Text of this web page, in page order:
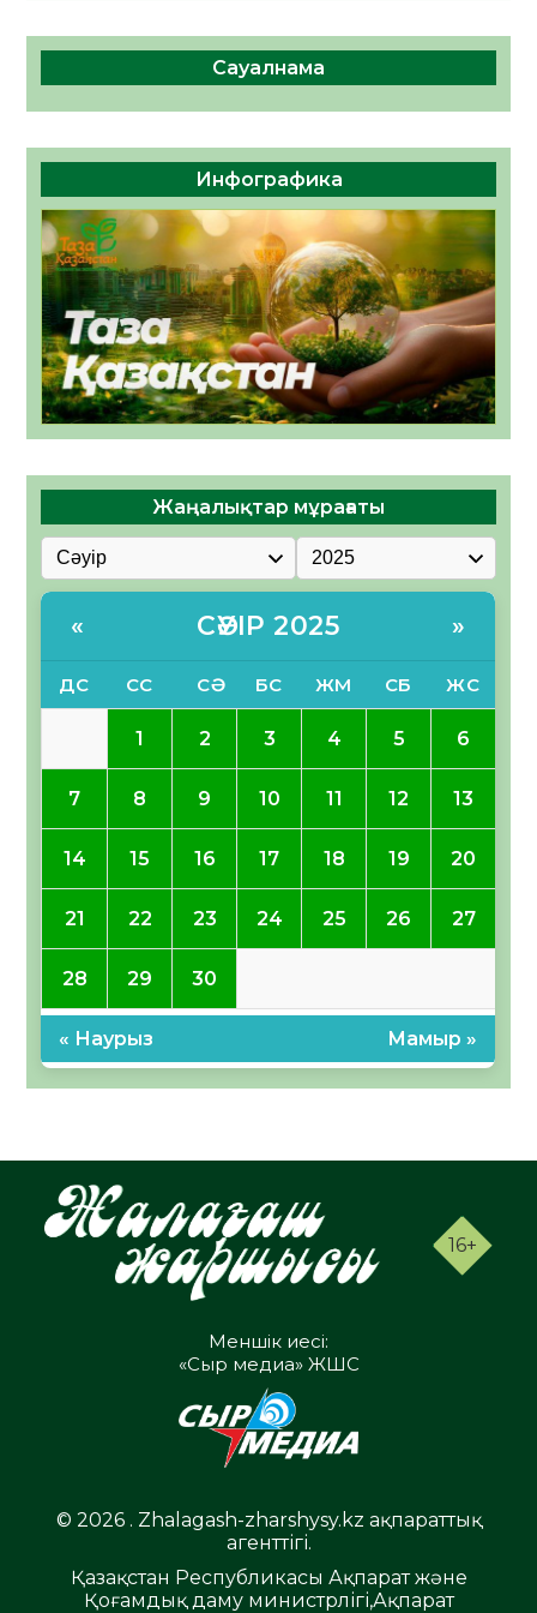
Сауалнама
Инфографика
Жаңалықтар мұрағаты
« СӘУІР 2025 »
ДС СС СӘ БС ЖМ СБ ЖС
1 2 3 4 5 6
7 8 9 10 11 12 13
14 15 16 17 18 19 20
21 22 23 24 25 26 27
28 29 30
« Наурыз Мамыр »
16+
Меншік иесі:
«Сыр медиа» ЖШС
© 2026 . Zhalagash-zharshysy.kz ақпараттық
агенттігі.
Қазақстан Республикасы Ақпарат және
Қоғамдық даму министрлігі,Ақпарат